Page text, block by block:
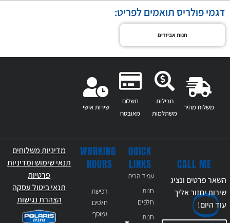
דגמי פולריס תואמים לפריט:
חנות אביזרים
משלוח מהיר
חבילות
משתלמות
תשלום
מאובטח
שירות אישי
QUICK
LINKS
עמוד הבית
חנות
חלפים
חנות
WORKING
HOURS
רכישת
חלפים
+מוסך:
CALL ME
השאר פרטים ונציג
שירות יחזור אליך
עודהיום!
מדיניות משלוחים
תנאי שימוש ומדיניות
פרטיות
תנאי ביטול עסקה
הצהרת נגישות